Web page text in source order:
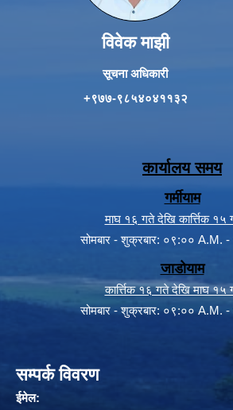
विवेक माझी
सूचना अधिकारी
+९७७-९८५४०४११३२
कार्यालय समय
गर्मीयाम
माघ १६ गते देखि कार्त्तिक १५
सोमबार - शुक्रबार: ०९:०० A.M.
जाडोयाम
कार्त्तिक १६ गते देखि माघ १५
सोमबार - शुक्रबार: ०९:०० A.M.
सम्पर्क विवरण
ईमेल: